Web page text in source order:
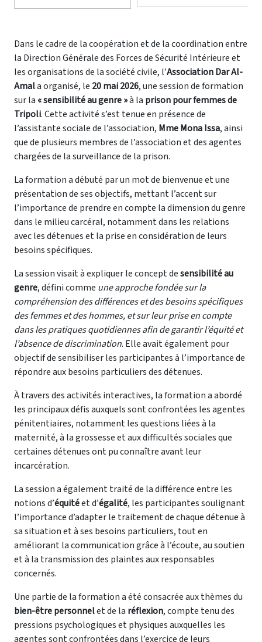
Dans le cadre de la coopération et de la coordination entre
la Direction Générale des Forces de Sécurité Intérieure et
les organisations de la société civile, l’Association Dar Al-
Amala organisé, le 20 mai 2026, une session de formation
sur la « sensibilité au genre »à la prison pour femmes de
Tripoli. Cette activité s’est tenue en présence de
l’assistante sociale de l’association, Mme Mona Issa, ainsi
que de plusieurs membres de l’association et des agentes
chargées de la surveillance de la prison.
La formation a débuté par un mot de bienvenue et une
présentation de ses objectifs, mettant l’accent sur
l’importance de prendre en compte la dimension du genre
dans le milieu carcéral, notamment dans les relations
avec les détenues et la prise en considération de leurs
besoins spécifiques.
La session visait à expliquer le concept desensibilité au
genre, défini comme une approche fondée sur la
compréhension des différences et des besoins spécifiques
des femmes et des hommes, et sur leur prise en compte
dans les pratiques quotidiennes afin de garantir l’équité et
l’absence de discrimination. Elle avait également pour
objectif de sensibiliser les participantes à l’importance de
répondre aux besoins particuliers des détenues.
À travers des activités interactives, la formation a abordé
les principaux défis auxquels sont confrontées les agentes
pénitentiaires, notamment les questions liées à la
maternité, à la grossesse et aux difficultés sociales que
certaines détenues ont pu connaître avant leur
incarcération.
La session a également traité de la différence entre les
notions d’équitéet d’égalité, les participantes soulignant
l’importance d’adapter le traitement de chaque détenue à
sa situation et à ses besoins particuliers, tout en
améliorant la communication grâce à l’écoute, au soutien
et à la transmission des plaintes aux responsables
concernés.
Une partie de la formation a été consacrée aux thèmes du
bien-être personnelet de la réflexion, compte tenu des
pressions psychologiques et physiques auxquelles les
agentes sont confrontées dans l’exercice de leurs